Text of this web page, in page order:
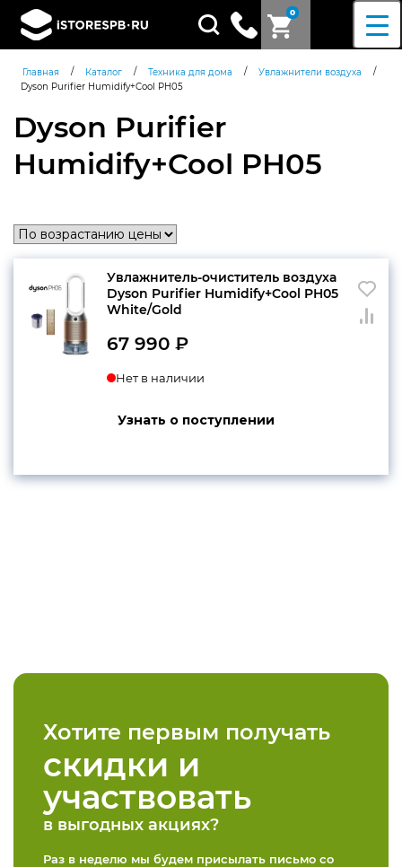
0
Поиск
товаров
Главная / Каталог / Техника для дома / Увлажнители воздуха
/
Dyson Purifier Humidify+Cool PH05
Dyson Purifier
Humidify+Cool PH05
Увлажнитель-очиститель воздуха
Dyson Purifier Humidify+Cool PH05
White/Gold
67 990 ₽
Нет в наличии
Узнать о поступлении
Хотите первым получать
скидки и
участвовать
в выгодных акциях?
Раз в неделю мы будем присылать письмо со